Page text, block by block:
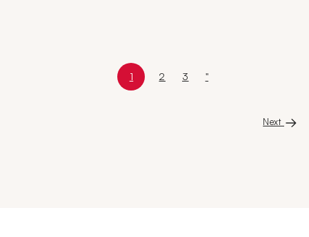
Page 1 sur 6
Current page
1 Page
2 Page
3 Last page
"
Next